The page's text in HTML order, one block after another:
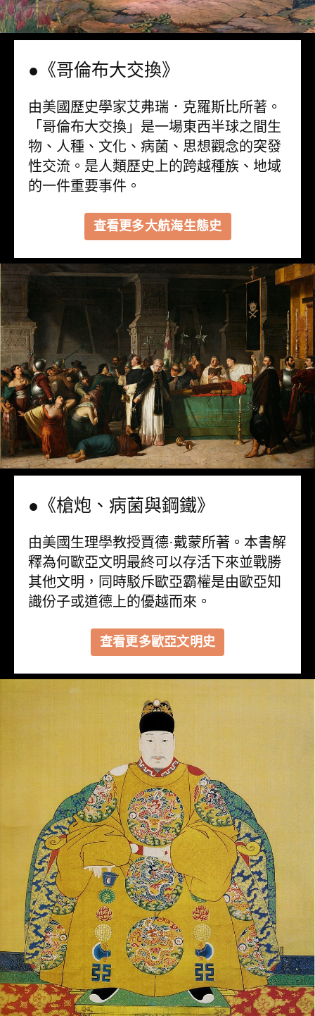
●《哥倫布大交換》
由美國歷史學家艾弗瑞．克羅斯比所著。
「哥倫布大交換」是一場東西半球之間生
物、人種、文化、病菌、思想觀念的突發
性交流。是人類歷史上的跨越種族、地域
的一件重要事件。
查看更多大航海生態史
●《槍炮、病菌與鋼鐵》
由美國生理學教授賈德·戴蒙所著。本書解
釋為何歐亞文明最終可以存活下來並戰勝
其他文明，同時駁斥歐亞霸權是由歐亞知
識份子或道德上的優越而來。
查看更多歐亞文明史